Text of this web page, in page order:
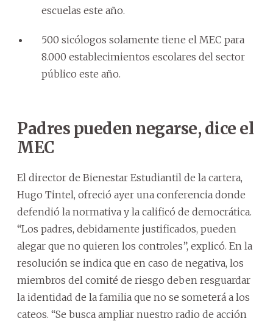
escuelas este año.
500 sicólogos solamente tiene el MEC para
8.000 establecimientos escolares del sector
público este año.
Padres pueden negarse, dice el
MEC
El director de Bienestar Estudiantil de la cartera,
Hugo Tintel, ofreció ayer una conferencia donde
defendió la normativa y la calificó de democrática.
“Los padres, debidamente justificados, pueden
alegar que no quieren los controles”, explicó. En la
resolución se indica que en caso de negativa, los
miembros del comité de riesgo deben resguardar
la identidad de la familia que no se someterá a los
cateos. “Se busca ampliar nuestro radio de acción